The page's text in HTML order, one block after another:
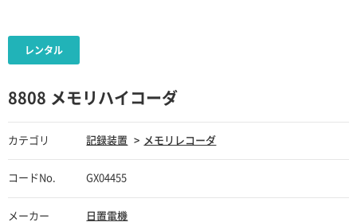
8808 メモリハイコーダ
カテゴリ 記録装置 メモリレコーダ
コードNo. GX04455
メーカー 日置電機